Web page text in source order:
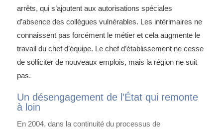
arrêts, qui s’ajoutent aux autorisations spéciales
d’absence des collègues vulnérables. Les intérimaires ne
connaissent pas forcément le métier et cela augmente le
travail du chef d’équipe. Le chef d’établissement ne cesse
de solliciter de nouveaux emplois, mais la région ne suit
pas.
Un désengagement de l’État qui remonte
à loin
En 2004, dans la continuité du processus de